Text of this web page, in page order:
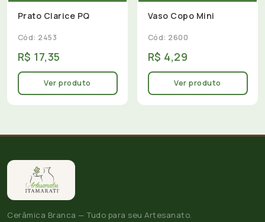
Prato Clarice PQ
Cód: 2453
R$ 17,35
Ver produto
Vaso Copo Mini
Cód: 2600
R$ 4,29
Ver produto
Cerâmica Branca — Tudo para seu Artesanato.